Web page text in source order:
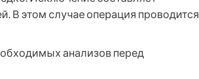
В этом случае операция проводится
анализов перед